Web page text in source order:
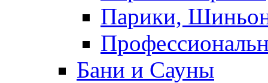
Парики,
Бани и Сауны